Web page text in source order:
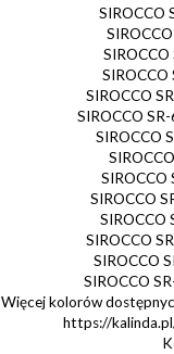
SIROCCO
SIROCCO
SIROCCO
SIROCCO
SIROCCO
SIROCCO
SIROCCO
SIROCCO
SIROCCO
SIROCCO
SIROCCO
Więcej kolorów
https://